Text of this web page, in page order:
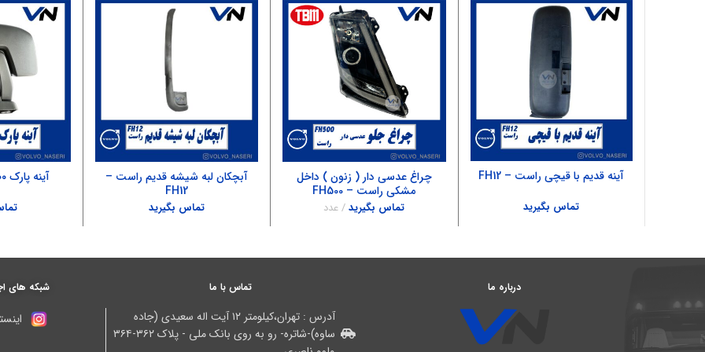
آینه قدیم با قیچی راست – FH12
تماس بگیرید
چراغ عدسی دار ( زنون ) داخل
مشکی راست – FH500
تماس بگیرید عدد
آبچکان لبه شیشه قدیم راست –
FH12
تماس بگیرید
آینه پارک ۵۰۰ اصلی – FH4
درباره ما تماس با ما
آدرس : تهران،کیلومتر ۱۲ آیت اله سعیدی (جاده
ساوه)-شاتره- رو به روی بانک ملی - پلاک ۳۶۲-۳۶۴
شبکه های